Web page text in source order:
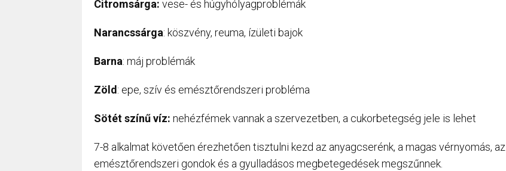
Citromsárga: vese- és húgyhólyagproblémák
Narancssárga: köszvény, reuma, ízületi bajok
Barna: máj problémák
Zöld: epe, szív és emésztőrendszeri probléma
Sötét színű víz: nehézfémek vannak a szervezetben, a cukorbetegség jele is lehet
7-8 alkalmat követően érezhetően tisztulni kezd az anyagcserénk, a magas vérnyomás, az
emésztőrendszeri gondok és a gyulladásos megbetegedések megszűnnek.